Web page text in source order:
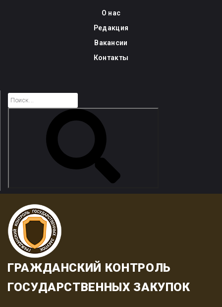
О нас
Редакция
Вакансии
Контакты
ГРАЖДАНСКИЙ КОНТРОЛЬ
ГОСУДАРСТВЕННЫХ ЗАКУПОК